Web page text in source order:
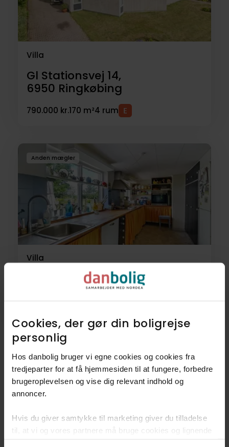
Cookies, der gør din boligrejse
personlig​
Hos danbolig bruger vi egne cookies og cookies fra
tredjeparter for at få hjemmesiden til at fungere, forbedre
brugeroplevelsen og vise dig relevant indhold og
annoncer.​
Hvis du giver samtykke til marketing giver du tilladelse
til, at vi og vores partnere må bruge cookies og lignende
Villa
Gl Stationsvej 14,
6950 Ringkøbing
790.000 kr.170 m²4 rum
Anden mægler
Villa
Oksfeldvej 6,
Ringkøbing
6
Villaer
5
1
Landejendom